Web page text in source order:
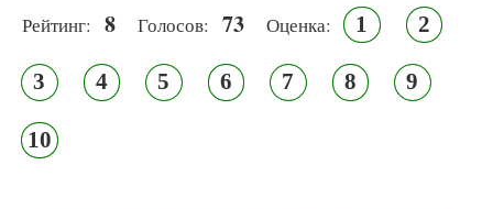
Рейтинг: 8 Голосов: 73 Оценка: 1 2
3 4 5 6 7 8 9
10